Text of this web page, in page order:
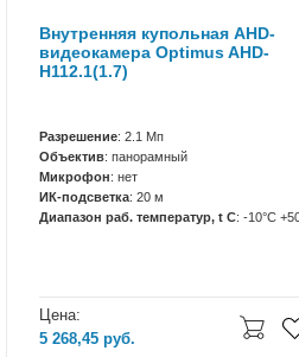
Внутренняя купольная AHD-
видеокамера Optimus AHD-
H112.1(1.7)
Разрешение: 2.1 Мп
Объектив: панорамный
Микрофон: нет
ИК-подсветка: 20 м
Диапазон раб. температур, t C: -10°C
Цена:
5 268,45руб.